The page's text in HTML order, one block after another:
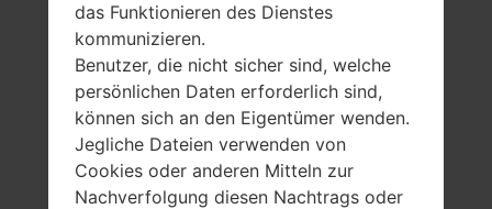
das Funktionieren des Dienstes
kommunizieren.
Benutzer, die nicht sicher sind, welche
persönlichen Daten erforderlich sind,
können sich an den Eigentümer wenden.
Jegliche Dateien verwenden von
Cookies oder anderen Mitteln zur
Nachverfolgung diesen Nachtrags oder